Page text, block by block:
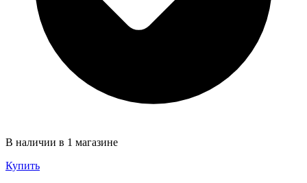
В наличии в 1 магазине
Купить